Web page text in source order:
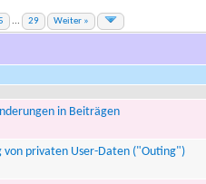
kaufen
... 29 Weiter »
in Beiträgen
von privaten User-Daten ("Outing")